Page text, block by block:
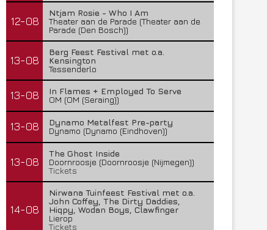
12-08
Ntjam Rosie - Who I Am
Theater aan de Parade (Theater aan de
Parade (Den Bosch))
13-08
Berg Feest Festival met o.a.
Kensington
Tessenderlo
13-08
In Flames + Employed To Serve
OM (OM (Seraing))
13-08
Dynamo Metalfest Pre-party
Dynamo (Dynamo (Eindhoven))
13-08
The Ghost Inside
Doornroosje (Doornroosje (Nijmegen))
Tickets
14-08
Nirwana Tuinfeest Festival met o.a.
John Coffey, The Dirty Daddies,
Hiqpy, Wodan Boys, Clawfinger
Lierop
Tickets